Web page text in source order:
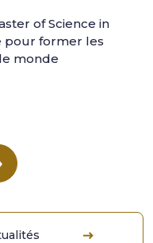
of Science in
pour former les
monde